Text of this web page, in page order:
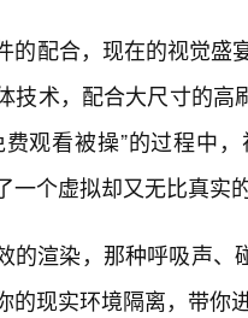
的配合，现在的视觉盛
技术，配合大尺寸的
费观看被操”的过程中
一个虚拟却又无比真实
的渲染，那种呼吸声、
的现实环境隔离，带你